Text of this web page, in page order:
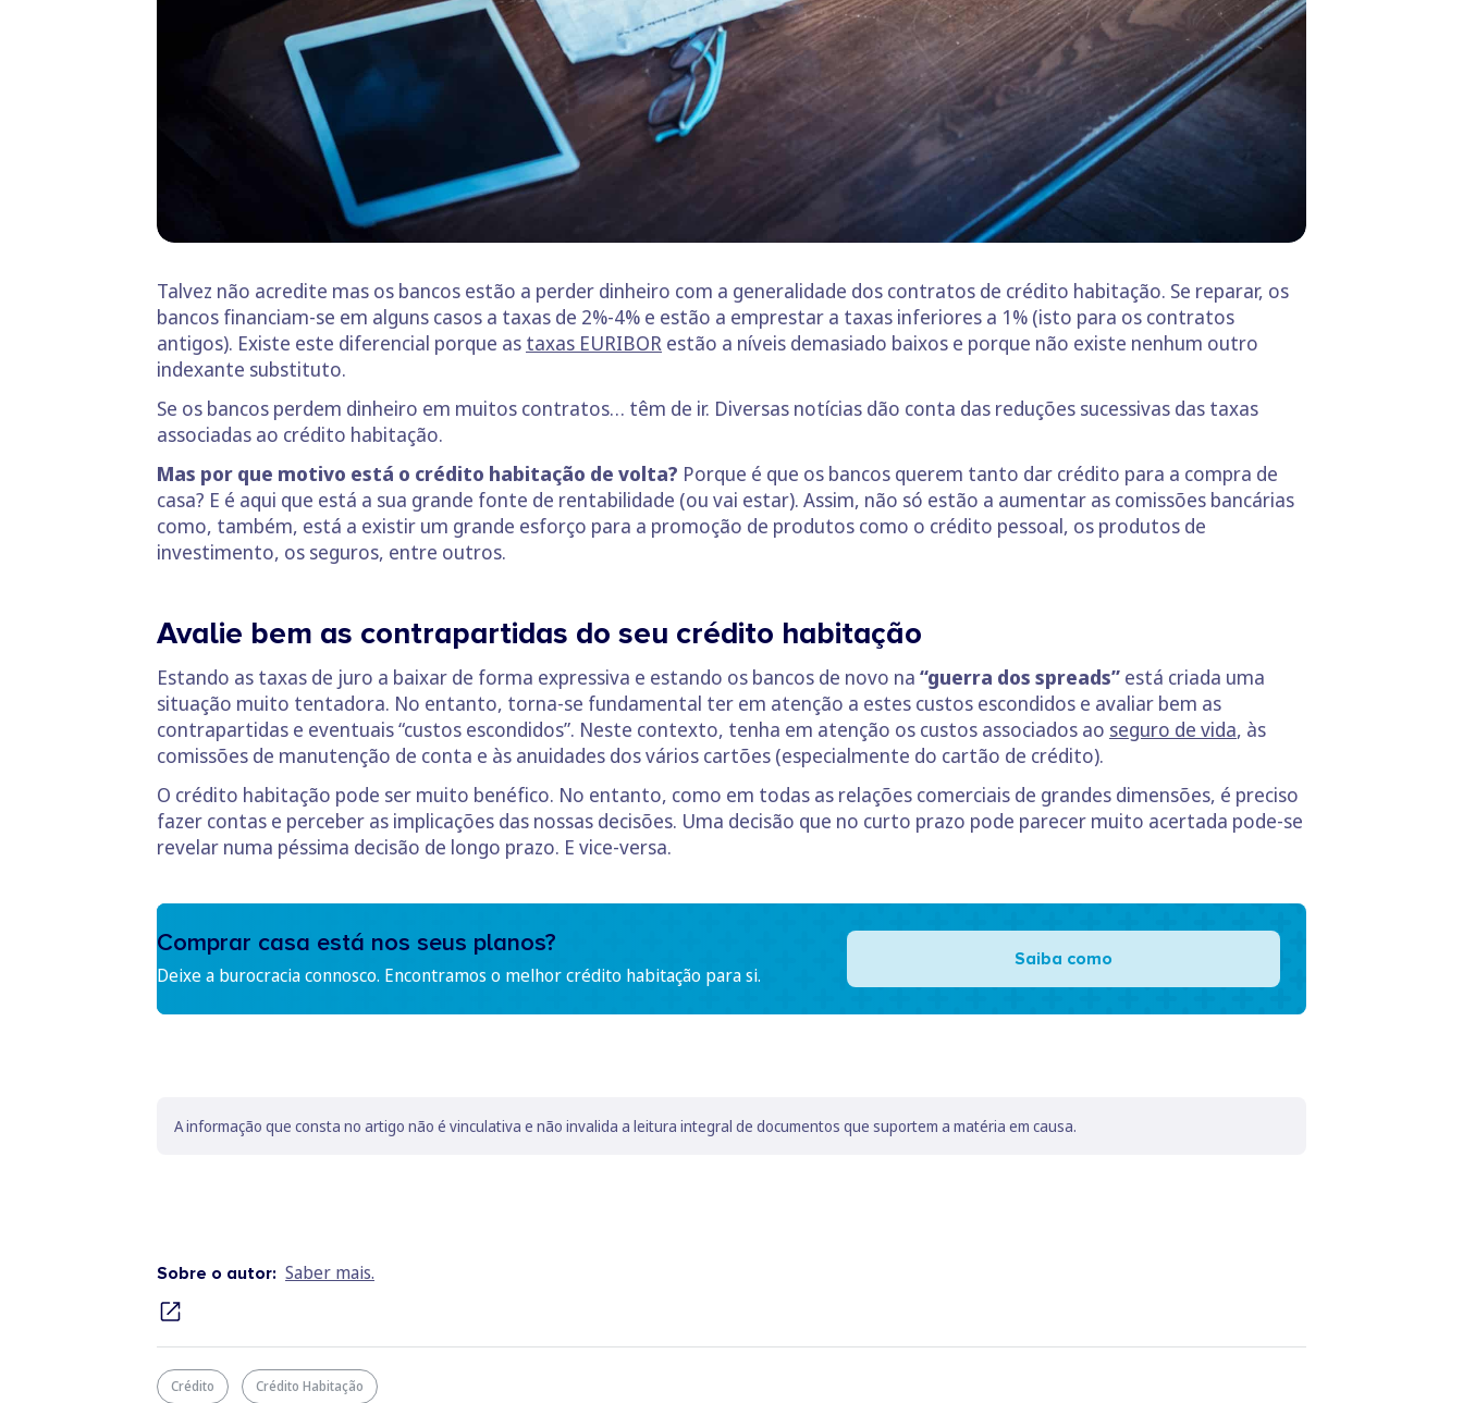
Talvez não acredite mas os bancos estão a perder dinheiro com a generalidade dos contratos de crédito habitação. Se reparar, os
bancos financiam-se em alguns casos a taxas de 2%-4% e estão a emprestar a taxas inferiores a 1% (isto para os contratos
antigos). Existe este diferencial porque as taxas EURIBOR estão a níveis demasiado baixos e porque não existe nenhum outro
indexante substituto.
Se os bancos perdem dinheiro em muitos contratos… têm de ir. Diversas notícias dão conta das reduções sucessivas das taxas
associadas ao crédito habitação.
Mas por que motivo está o crédito habitação de volta? Porque é que os bancos querem tanto dar crédito para a compra de
casa? E é aqui que está a sua grande fonte de rentabilidade (ou vai estar). Assim, não só estão a aumentar as comissões bancárias
como, também, está a existir um grande esforço para a promoção de produtos como o crédito pessoal, os produtos de
investimento, os seguros, entre outros.
Avalie bem as contrapartidas do seu crédito habitação
Estando as taxas de juro a baixar de forma expressiva e estando os bancos de novo na “guerra dos spreads” está criada uma
situação muito tentadora. No entanto, torna-se fundamental ter em atenção a estes custos escondidos e avaliar bem as
contrapartidas e eventuais “custos escondidos”. Neste contexto, tenha em atenção os custos associados ao seguro de vida, às
comissões de manutenção de conta e às anuidades dos vários cartões (especialmente do cartão de crédito).
O crédito habitação pode ser muito benéfico. No entanto, como em todas as relações comerciais de grandes dimensões, é preciso
fazer contas e perceber as implicações das nossas decisões. Uma decisão que no curto prazo pode parecer muito acertada pode-se
revelar numa péssima decisão de longo prazo. E vice-versa.
Comprar casa está nos seus planos?
Deixe a burocracia connosco. Encontramos o melhor crédito habitação para si.
Saiba como
A informação que consta no artigo não é vinculativa e não invalida a leitura integral de documentos que suportem a matéria em causa.
Sobre o autor: Saber mais.
Crédito Crédito Habitação